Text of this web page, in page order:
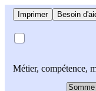
Imprimer Besoin
Métier, compétence,